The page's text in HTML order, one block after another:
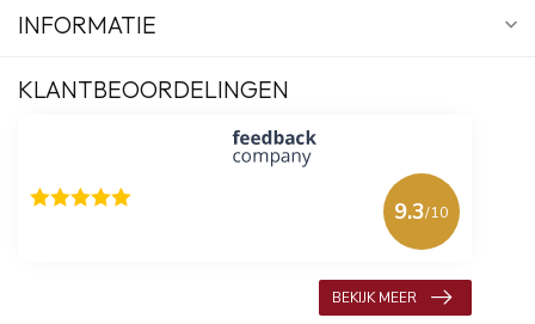
INFORMATIE
KLANTBEOORDELINGEN
9.3/10
BEKIJK MEER